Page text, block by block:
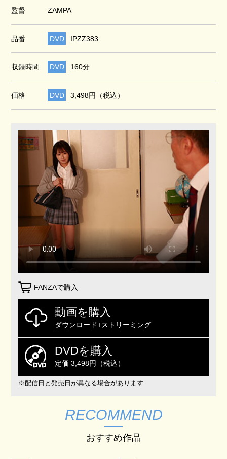
監督 ZAMPA
品番 DVD IPZZ383
収録時間 DVD 160分
価格 DVD 3,498円（税込）
FANZAで購入
動画を購入
ダウンロード+ストリーミング
DVDを購入
定価 3,498円（税込）
※配信日と発売日が異なる場合があります
RECOMMEND
おすすめ作品